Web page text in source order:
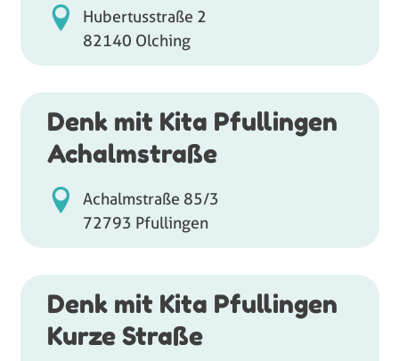
Hubertusstraße 2
82140 Olching
Denk mit Kita Pfullingen
Achalmstraße
Achalmstraße 85/3
72793 Pfullingen
Denk mit Kita Pfullingen
Kurze Straße